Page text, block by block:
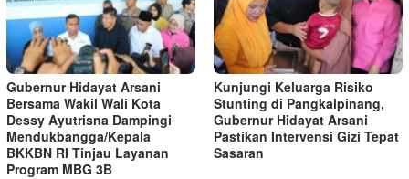
Gubernur Hidayat Arsani
Bersama Wakil Wali Kota
Dessy Ayutrisna Dampingi
Mendukbangga/Kepala
BKKBN RI Tinjau Layanan
Program MBG 3B
Kunjungi Keluarga Risiko
Stunting di Pangkalpinang,
Gubernur Hidayat Arsani
Pastikan Intervensi Gizi Tepat
Sasaran